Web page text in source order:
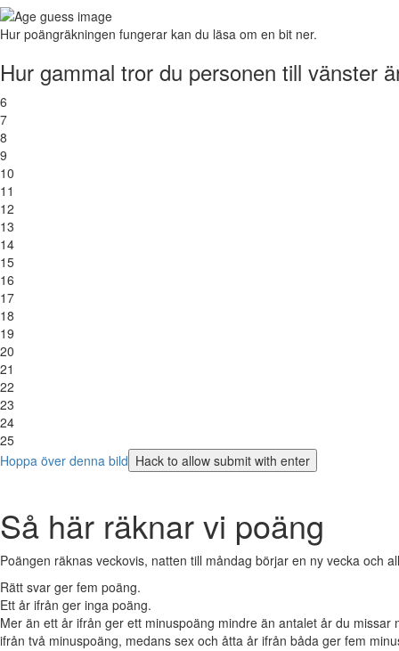
Hur poängräkningen fungerar kan du läsa om en bit ner.
Hur gammal tror du personen till vänster
6
7
8
9
10
11
12
13
14
15
16
17
18
19
20
21
22
23
24
25
Hoppa över denna bild
Så här räknar vi poäng
Poängen räknas veckovis, natten till måndag börjar en ny vecka och
Rätt svar ger fem poäng.
Ett år ifrån ger inga poäng.
Mer än ett år ifrån ger ett minuspoäng mindre än antalet år du
ifrån två minuspoäng, medans sex och åtta år ifrån båda ger fem